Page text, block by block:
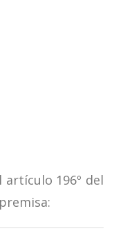
artículo 196º del